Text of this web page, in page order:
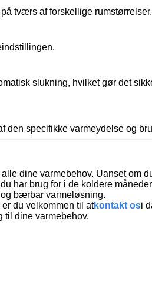
tværs af forskellige rumstørrelser.
slukning, hvilket gør det
den specifikke varmeydelse og
dine varmebehov. Uanset om
har brug for i de koldere
bærbar varmeløsning.
du velkommen til atkontakt osi
til dine varmebehov.